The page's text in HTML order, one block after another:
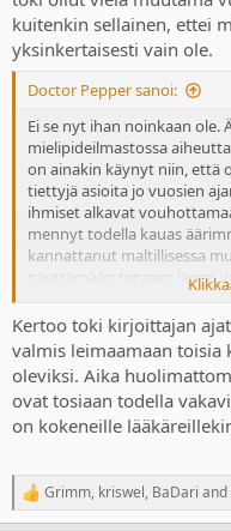
kuitenkin sellainen, ettei
yksinkertaisesti vain ole.
Doctor Pepper sanoi:
Ei se nyt ihan noinkaan ole.
mielipideilmastossa
on ainakin käynyt niin, että
tiettyjä asioita jo vuosien
ihmiset alkavat
mennyt todella kauas
kannattanut maltillisessa
näyttämään terveen järjen
juuri niin. Yritin vuonna
keskustelussa
varustautua ja Venäjän
oli muun muassa toisen
hyökkäyssota, jolla oli
ei ollut olemassa. Irakin
mielestäni ihan älyttömät
kansainvälisen lain
tämän nykyisen Venäjän
Pointtina on, että kyllä
Kertoo toki kirjoittajan
valmis leimaamaan
oleviksi. Aika
ovat tosiaan todella
on kokeneille
R
e
Grimm, kriswel, BaDari and